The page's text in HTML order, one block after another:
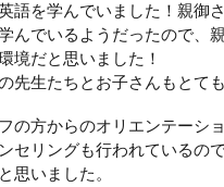
語を学んでいました！親御
んでいるようだったので、
境だと思いました！
先生たちとお子さんもとて
の方からのオリエンテーシ
セリングも行われているの
思いました。